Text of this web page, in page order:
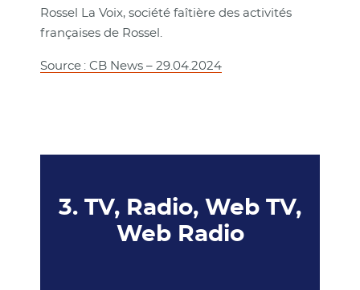
Rossel La Voix, société faîtière des activités
françaises de Rossel.
Source : CB News – 29.04.2024
3. TV, Radio, Web TV,
Web Radio